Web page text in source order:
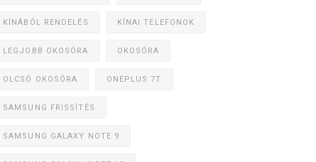
KÍNÁBÓL RENDELÉS KÍNAI TELEFONOK
LEGJOBB OKOSÓRA OKOSÓRA
OLCSÓ OKOSÓRA ONEPLUS 7T
SAMSUNG FRISSÍTÉS
SAMSUNG GALAXY NOTE 9